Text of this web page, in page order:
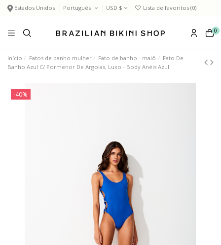
Estados Unidos Português USD $ Lista de favoritos (0)
0
Início Fatos de banho mulher Fato de banho - maiô
Fato De
Banho Azul C/ Pormenor De Argolas, Luxo - Body Anéis Azul
-40%